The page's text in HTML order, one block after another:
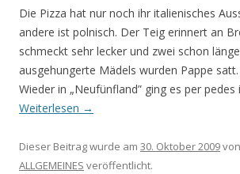
Die Pizza hat nur noch ihr italienisches
andere ist polnisch. Der Teig erinnert an
schmeckt sehr lecker und zwei schon
ausgehungerte Mädels wurden Pappe satt.
Wieder in „Neufünfland” ging es per pedes
Weiterlesen →
Dieser Beitrag wurde am 30. Oktober 2009von
ALLGEMEINES veröffentlicht.